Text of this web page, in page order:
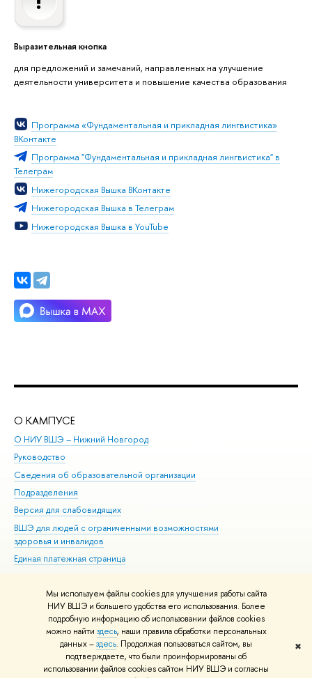
Мы используем файлы cookies для улучшения работы сайта
НИУ ВШЭ и большего удобства его использования. Более
подробную информацию об использовании файлов cookies
можно найти здесь, наши правила обработки персональных
данных –здесь. Продолжая пользоваться сайтом, вы
подтверждаете, что были проинформированы об
использовании файлов cookies сайтом НИУ ВШЭ и согласны
✖
Выразительная кнопка
для предложений и замечаний, направленных на улучшение
деятельности университета и повышение качества образования
Программа «Фундаментальная и прикладная лингвистика»
ВКонтакте
Программа "Фундаментальная и прикладная лингвистика" в
Телеграм
Нижегородская Вышка ВКонтакте
Нижегородская Вышка в Телеграм
Нижегородская Вышка в YouTube
О КАМПУСЕ
О НИУ ВШЭ – Нижний Новгород
Руководство
Сведения об образовательной организации
Подразделения
Версия для слабовидящих
ВШЭ для людей с ограниченными возможностями
здоровья и инвалидов
Единая платежная страница
© НИУ ВШЭ 1993–2026 Адреса и контакты Условия использования